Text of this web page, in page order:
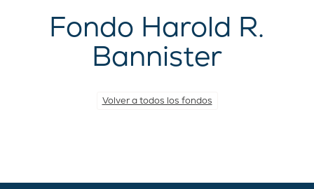
Fondo Harold R.
Bannister
Volver a todos los fondos